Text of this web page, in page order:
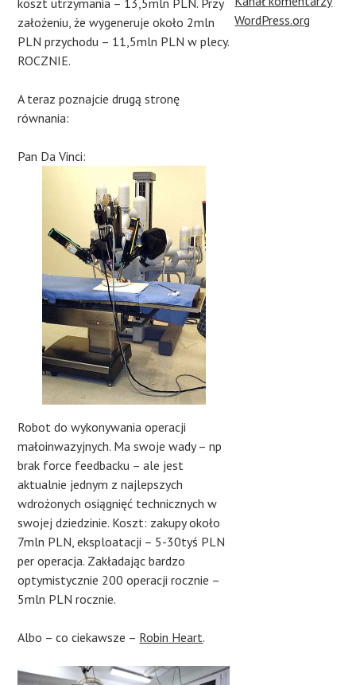
koszt utrzymania – 13,5mln PLN. Przy
założeniu, że wygeneruje około 2mln
PLN przychodu – 11,5mln PLN w plecy.
ROCZNIE.
A teraz poznajcie drugą stronę
równania:
Pan Da Vinci:
Robot do wykonywania operacji
małoinwazyjnych. Ma swoje wady – np
brak force feedbacku – ale jest
aktualnie jednym z najlepszych
wdrożonych osiągnięć technicznych w
swojej dziedzinie. Koszt: zakupy około
7mln PLN, eksploatacji – 5-30tyś PLN
per operacja. Zakładając bardzo
optymistycznie 200 operacji rocznie –
5mln PLN rocznie.
Albo – co ciekawsze – Robin Heart.
WordPress.org